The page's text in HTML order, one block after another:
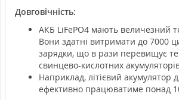
Довговічність:
АКБ LiFePO4 мають величезний
Вони здатні витримати до 7000
зарядки, що в рази перевищує
свинцево-кислотних
Наприклад, літієвий акумулятор
ефективно працюватиме понад